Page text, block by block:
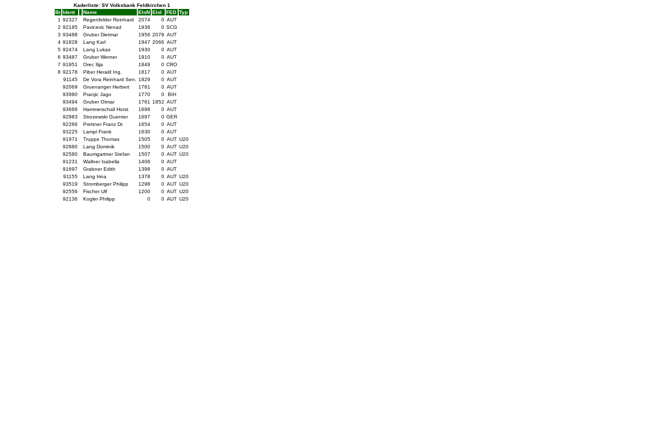
Kaderliste: SV Volksbank Feldkirchen 1
Br Ident Name EloN EloI FED Typ
1 92327 Regenfelder Reinhard 2074 0 AUT
2 92185 Pavicevic Nenad 1936 0 SCG
3 93488 Gruber Dietmar 1956 2079 AUT
4 91828 Lang Karl 1947 2066 AUT
5 92474 Lang Lukas 1930 0 AUT
6 93487 Gruber Werner 1910 0 AUT
7 91951 Orec Ilija 1849 0 CRO
8 92178 Piber Herald Ing. 1817 0 AUT
91145
De Vora Reinhard Sen. 1829 0 AUT
92069
Gruenanger Herbert 1781 0 AUT
93980
Pranjic Jago 1770 0
BIH
93494
Gruber Otmar 1761 1852 AUT
93666
Hammerschall Horst 1698 0 AUT
92983
Strozewski Guenter 1697 0 GER
92266
Prettner Franz Dr. 1654 0 AUT
93225
Lampl Frank 1630 0 AUT
91971
Truppe Thomas 1505 0 AUT U20
92880
Lang Dominik 1500 0 AUT U20
92580
Baumgartner Stefan 1507 0 AUT U20
91231
Wallner Isabella 1406 0 AUT
91697
Grabner Edith 1398 0 AUT
91155
Lang Irina 1378 0 AUT U20
93519
Stromberger Philipp 1298 0 AUT U20
92556
Fischer Ulf 1200 0 AUT U20
92136
Kogler Philipp 0 0 AUT U20